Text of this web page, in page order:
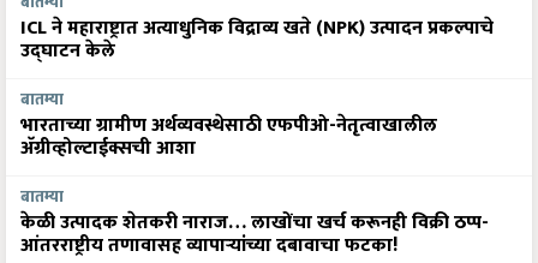
ICL ने महाराष्ट्रात अत्याधुनिक विद्राव्य खते (NPK) उत्पादन प्रकल्पाचे
उद्घाटन केले
बातम्या
भारताच्या ग्रामीण अर्थव्यवस्थेसाठी एफपीओ-नेतृत्वाखालील
अ‍ॅग्रीव्होल्टाईक्सची आशा
बातम्या
केळी उत्पादक शेतकरी नाराज… लाखोंचा खर्च करूनही विक्री ठप्प-
आंतरराष्ट्रीय तणावासह व्यापाऱ्यांच्या दबावाचा फटका!